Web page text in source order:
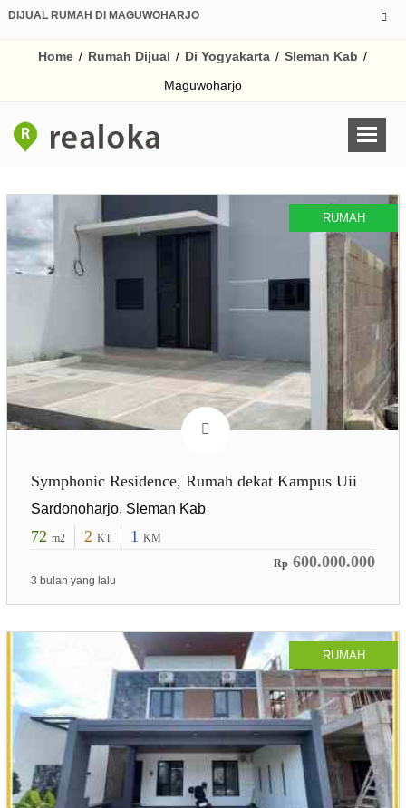
DIJUAL RUMAH DI MAGUWOHARJO
Home / Rumah Dijual / Di Yogyakarta / Sleman Kab /
Maguwoharjo
RUMAH
Symphonic Residence, Rumah dekat Kampus Uii
Sardonoharjo, Sleman Kab
72 m2 2 KT 1 KM
Rp 600.000.000
3 bulan yang lalu
RUMAH